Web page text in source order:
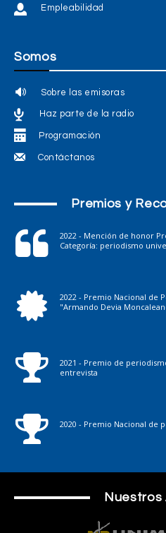
Empleabilidad
Somos
Sobre las emisoras
Haz parte de la radio
Programación
Contáctanos
Premios y
2022 - Mención de honor
Categoría: periodismo
2022 - Premio Nacional de
"Armando Devia
2021 - Premio de
entrevista
2020 - Premio Nacional de
Nuestros